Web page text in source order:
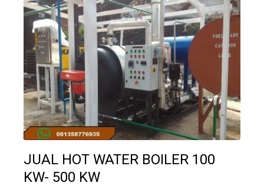
JUAL HOT WATER BOILER 100
KW- 500 KW